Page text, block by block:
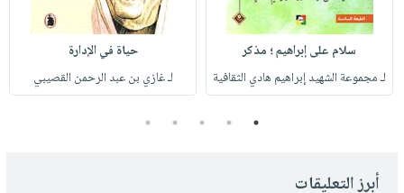
سلام على إبراهيم ؛ مذكر
لـ مجموعة الشهيد إبراهيم هادي الثقافية
حياة في الإدارة
لـ غازي بن عبد الرحمن القصيبي
1
2
3
4
5
أبرز التعليقات